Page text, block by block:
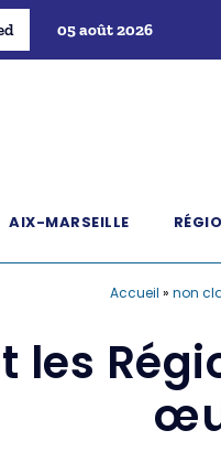
05 août 2026
AIX-MARSEILLE
Accueil » non
les